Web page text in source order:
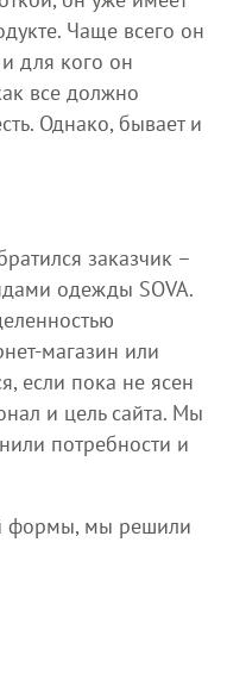
Чаще всего он
для кого он
все должно
Однако, бывает и
заказчик –
одежды SOVA.
магазин или
если пока не ясен
и цель сайта. Мы
потребности и
формы, мы решили